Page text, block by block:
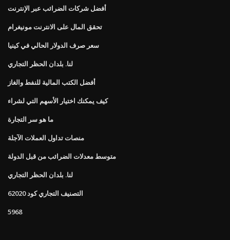
أفضل شركات الضرائب عبر الإنترنت
تحقق المال على الانترنت مونيغرام
سعر صرف الدولار الحالي في كينيا
لنا. بلدان الحظر التجاري
أفضل الكتب المالية للنفط والغاز
كيف يمكنك اختيار الأسهم التي لشراء
ما هو سر التجارة
منصات تداول العملات الآجلة
متوسط ​​معدلات الضرائب من قبل الدولة
لنا. بلدان الحظر التجاري
التصنيف التجاري كود 62020
5968